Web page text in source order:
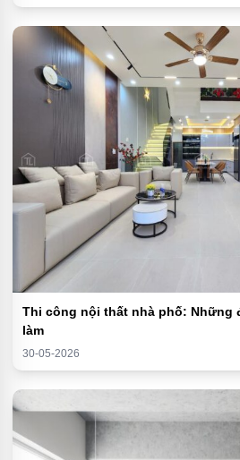
Thi công nội thất nhà phố: Những
làm
30-05-2026